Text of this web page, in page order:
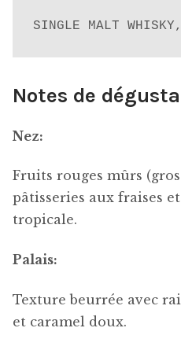
SINGLE MALT
Notes de
Nez:
Fruits rouges mûrs
pâtisseries aux fraises
tropicale.
Palais:
Texture beurrée avec
et caramel doux.